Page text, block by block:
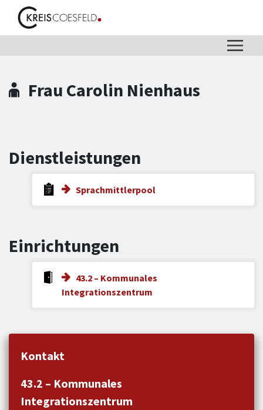
Zum Header
Zum Hauptinhalt
Zum Footer
Zum Hauptinhalt springen
Frau Carolin Nienhaus
Dienstleistungen
Sprachmittlerpool
Einrichtungen
43.2 – Kommunales
Integrationszentrum
Kontakt
43.2 – Kommunales
Integrationszentrum